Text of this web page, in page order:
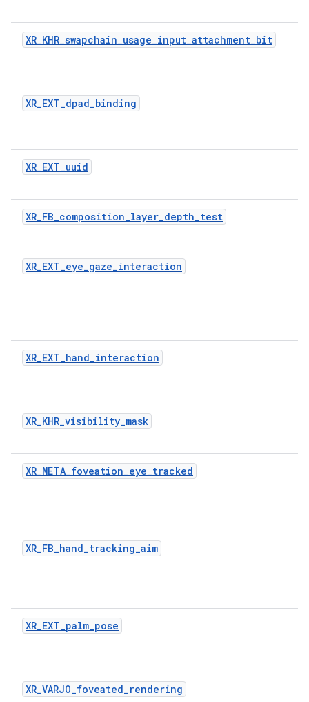
XR_KHR_swapchain_usage_input_attachment_bit
XR_EXT_dpad_binding
XR_EXT_uuid
XR_FB_composition_layer_depth_test
XR_EXT_eye_gaze_interaction
XR_EXT_hand_interaction
XR_KHR_visibility_mask
XR_META_foveation_eye_tracked
XR_FB_hand_tracking_aim
XR_EXT_palm_pose
XR_VARJO_foveated_rendering